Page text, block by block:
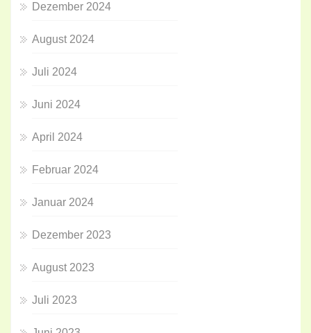
Dezember 2024
August 2024
Juli 2024
Juni 2024
April 2024
Februar 2024
Januar 2024
Dezember 2023
August 2023
Juli 2023